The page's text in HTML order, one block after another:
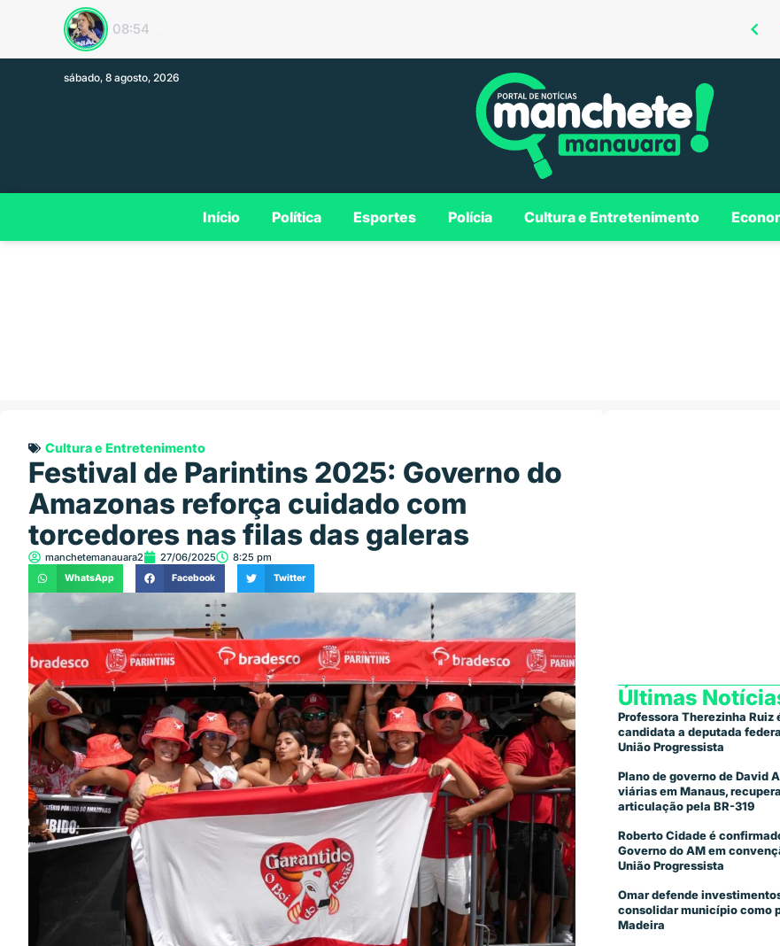
13:33
sábado, 8 agosto, 2026
Início Política Esportes Polícia Cultura e Entretenimento
Cultura e Entretenimento
Festival de Parintins 2025: Governo do
Amazonas reforça cuidado com
torcedores nas filas das galeras
manchetemanauara2 27/06/2025 8:25 pm
WhatsApp Facebook Twitter
Últimas
Professora Therezinha Ruiz
candidata a deputada
União Progressista
Plano de governo de David
viárias em Manaus,
articulação pela BR-319
Roberto Cidade é
Governo do AM em
União Progressista
Omar defende
consolidar município como
Madeira